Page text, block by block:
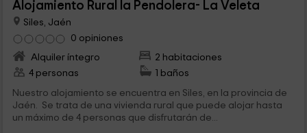
Alojamiento Rural la Pendolera- La Veleta
Siles, Jaén
0 opiniones
Alquiler íntegro
2 habitaciones
4 personas
1 baños
Nuestro alojamiento se encuentra en Siles, en la provincia de
Jaén. Se trata de una vivienda rural que puede alojar hasta
un máximo de 4 personas que disfrutarán de...